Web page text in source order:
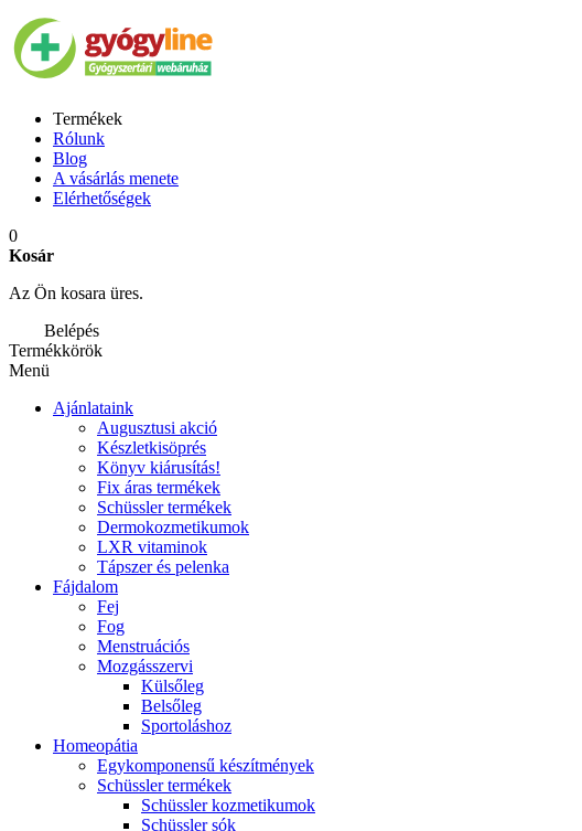
Termékek
Rólunk
Blog
A vásárlás menete
Elérhetőségek
0
Kosár
Az Ön kosara üres.
Belépés
Termékkörök
Menü
Ajánlataink
Augusztusi akció
Készletkisöprés
Könyv kiárusítás!
Fix áras termékek
Schüssler termékek
Dermokozmetikumok
LXR vitaminok
Tápszer és pelenka
Fájdalom
Fej
Fog
Menstruációs
Mozgásszervi
Külsőleg
Belsőleg
Sportoláshoz
Homeopátia
Egykomponensű készítmények
Schüssler termékek
Schüssler kozmetikumok
Schüssler sók